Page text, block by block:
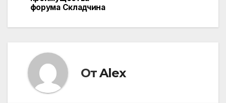
записям
форума Складчина
ОтAlex